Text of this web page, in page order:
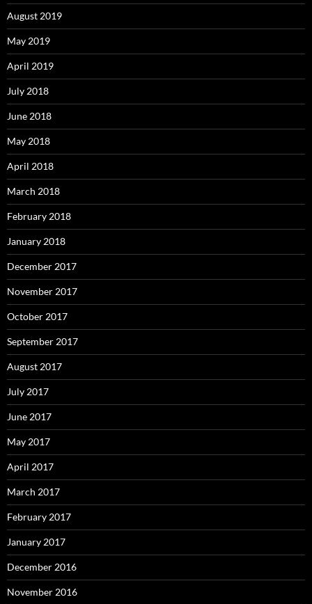
August 2019
May 2019
April 2019
July 2018
June 2018
May 2018
April 2018
March 2018
February 2018
January 2018
December 2017
November 2017
October 2017
September 2017
August 2017
July 2017
June 2017
May 2017
April 2017
March 2017
February 2017
January 2017
December 2016
November 2016